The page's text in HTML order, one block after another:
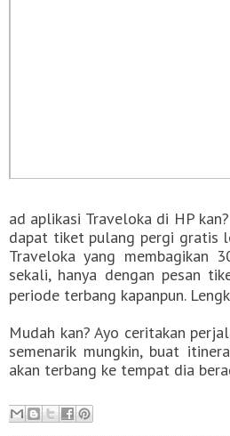
ad aplikasi Traveloka di HP
dapat tiket pulang pergi gratis
Traveloka yang membagikan
sekali, hanya dengan pesan
periode terbang kapanpun.
Mudah kan? Ayo ceritakan
semenarik mungkin, buat
akan terbang ke tempat dia